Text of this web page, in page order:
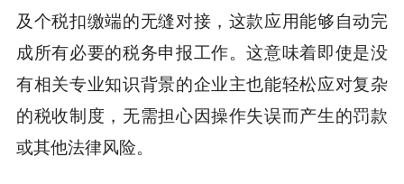
及个税扣缴端的无缝对接，这款应用能够自动完
成所有必要的税务申报工作。这意味着即使是没
有相关专业知识背景的企业主也能轻松应对复杂
的税收制度，无需担心因操作失误而产生的罚款
或其他法律风险。